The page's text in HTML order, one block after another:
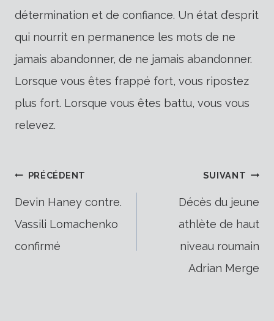
détermination et de confiance. Un état d’esprit
qui nourrit en permanence les mots de ne
jamais abandonner, de ne jamais abandonner.
Lorsque vous êtes frappé fort, vous ripostez
plus fort. Lorsque vous êtes battu, vous vous
relevez.
Navigation
de
PRÉCÉDENT
Devin Haney contre.
Vassili Lomachenko
confirmé
SUIVANT
Décès du jeune
athlète de haut
niveau roumain
Adrian Merge